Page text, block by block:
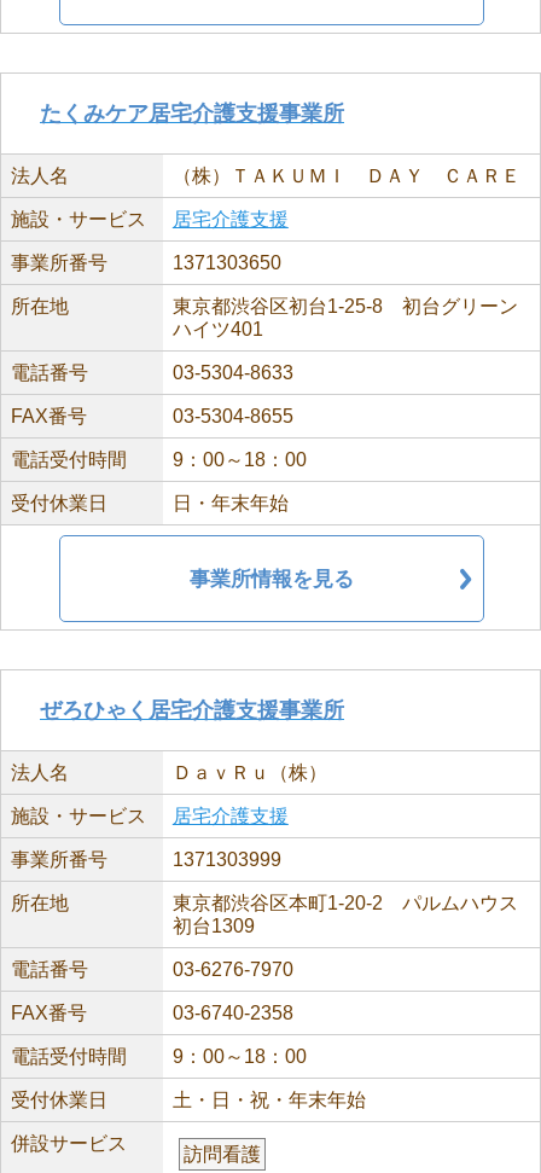
たくみケア居宅介護支援事業所
法人名 （株）ＴＡＫＵＭＩ ＤＡＹ ＣＡＲＥ
施設・サービス 居宅介護支援
事業所番号 1371303650
所在地
東京都渋谷区初台1-25-8 初台グリーン
ハイツ401
電話番号 03-5304-8633
FAX番号 03-5304-8655
電話受付時間 9：00～18：00
受付休業日 日・年末年始
事業所情報を見る
ぜろひゃく居宅介護支援事業所
法人名 ＤａｖＲｕ（株）
施設・サービス 居宅介護支援
事業所番号 1371303999
所在地
東京都渋谷区本町1-20-2 パルムハウス
初台1309
電話番号 03-6276-7970
FAX番号 03-6740-2358
電話受付時間 9：00～18：00
受付休業日 土・日・祝・年末年始
併設サービス
訪問看護